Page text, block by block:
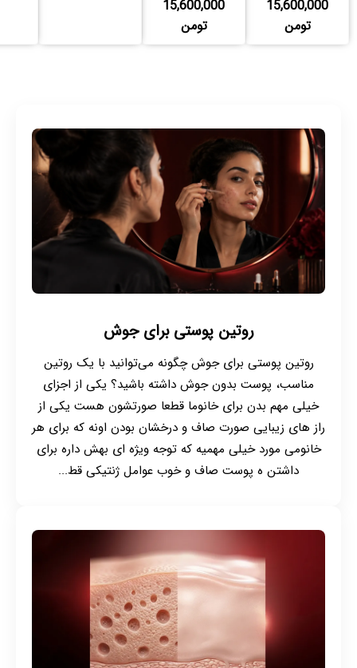
15,600,000
تومن
15,600,000
تومن
روتین پوستی برای جوش
روتین پوستی برای جوش چگونه می‌توانید با یک روتین
مناسب، پوست بدون جوش داشته باشید؟ یکی از اجزای
خیلی مهم بدن برای خانوما قطعا صورتشون هست یکی از
راز های زیبایی صورت صاف و درخشان بودن اونه که برای هر
خانومی مورد خیلی مهمیه که توجه ویژه ای بهش داره برای
داشتن ه پوست صاف و خوب عوامل ژنتیکی قط...